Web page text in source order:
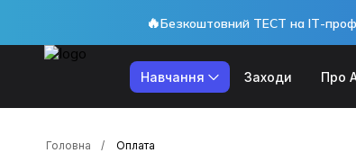
🔥Безкоштовний ТЕСТ на ІТ-
Навчання Заходи Про
Головна Оплата